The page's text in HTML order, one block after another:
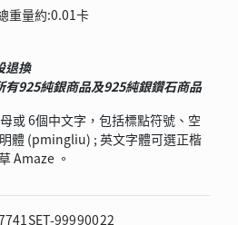
重量約:0.01卡
退換
有925純銀商品及925純銀鑽石商品
或6個中文字，包括標點符號、空
體(pmingliu) ; 英文字體可選正楷
Amaze 。
99990022